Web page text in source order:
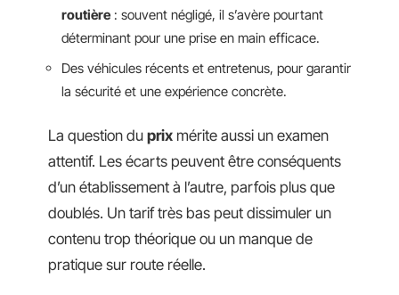
routière : souvent négligé, il s’avère pourtant
déterminant pour une prise en main efficace.
Des véhicules récents et entretenus, pour garantir
la sécurité et une expérience concrète.
La question du prix mérite aussi un examen
attentif. Les écarts peuvent être conséquents
d’un établissement à l’autre, parfois plus que
doublés. Un tarif très bas peut dissimuler un
contenu trop théorique ou un manque de
pratique sur route réelle.